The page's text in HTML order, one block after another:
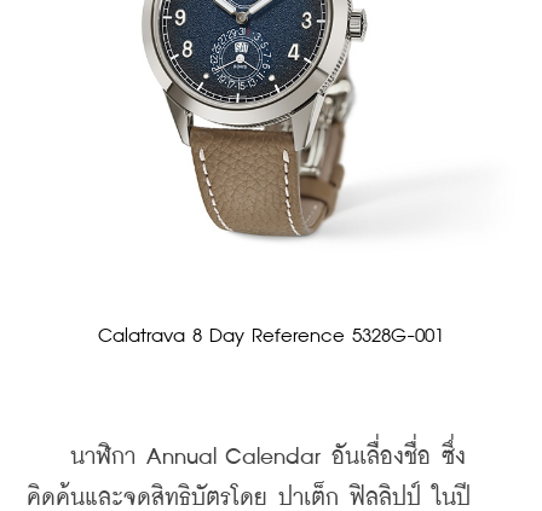
Calatrava 8 Day Reference 5328G-001
นาฬิกา Annual Calendar อันเลื่องชื่อ ซึ่ง
คิดค้นและจดสิทธิบัตรโดย ปาเต็ก ฟิลลิปป์ ในปี